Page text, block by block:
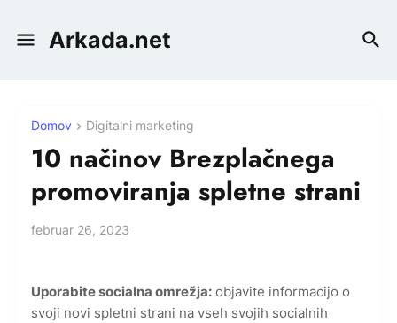
Arkada.net
Domov Digitalni marketing
10 načinov Brezplačnega
promoviranja spletne strani
februar 26, 2023
Uporabite socialna omrežja: objavite informacijo o
svoji novi spletni strani na vseh svojih socialnih